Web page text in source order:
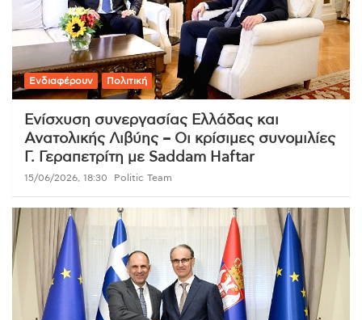
Ενδιαφέρουν Πολιτική
Ενίσχυση συνεργασίας Ελλάδας και
Ανατολικής Λιβύης – Οι κρίσιμες συνομιλίες
Γ. Γεραπετρίτη με Saddam Haftar
15/06/2026, 18:30 Politic Team